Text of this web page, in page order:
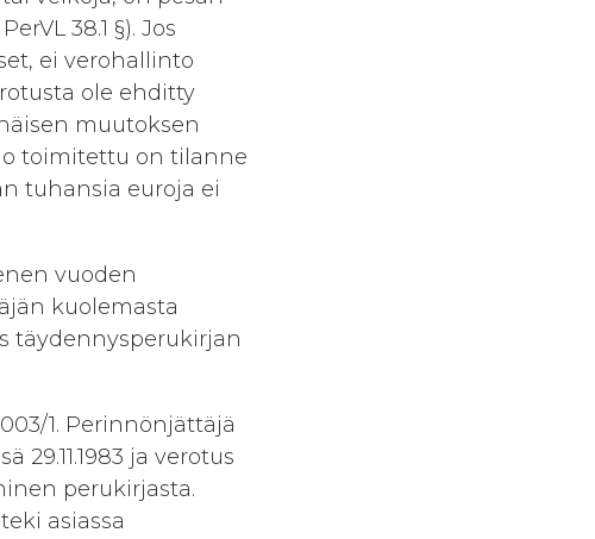
38.1 §). Jos
ei verohallinto
ole ehditty
muutoksen
toimitettu on tilanne
tuhansia euroja ei
vuoden
kuolemasta
täydennysperukirjan
1. Perinnönjättäjä
ja verotus
perukirjasta.
asiassa